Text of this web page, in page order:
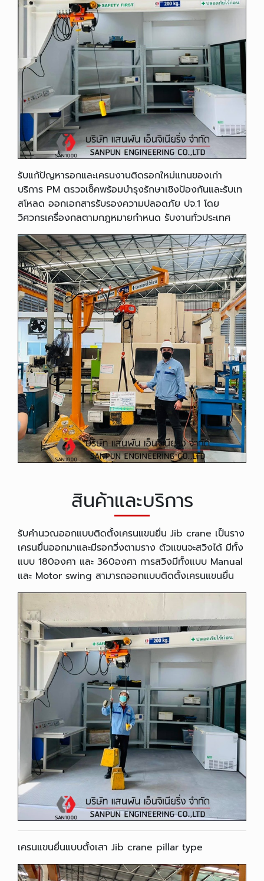
รับแก้ปัญหารอกและเครนงานติดรอกใหม่แทนของเก่า
บริการ PM ตรวจเช็คพร้อมบำรุงรักษาเชิงป้องกันและรับเท
สโหลด ออกเอกสารรับรองความปลอดภัย ปจ.1 โดย
วิศวกรเครื่องกลตามกฎหมายกำหนด รับงานทั่วประเทศ
สินค้าและบริการ
รับคำนวณออกแบบติดตั้งเครนแขนยื่น Jib crane เป็นราง
เครนยื่นออกมาและมีรอกวิ่งตามราง ตัวแขนจะสวิงได้ มีทั้ง
แบบ 180องศา และ 360องศา การสวิงมีทั้งแบบ Manual
และ Motor swing สามารถออกแบบติดตั้งเครนแขนยื่น
เครนแขนยื่นแบบตั้งเสา Jib crane pillar type